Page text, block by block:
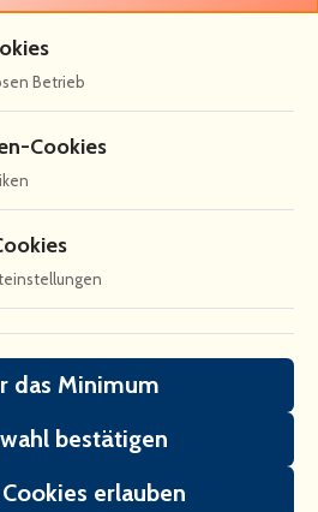
Aspekte in
sind faszinierend –
was emotionale
(…) Roger Allers
der Charaktere
Betrieb
Cookies
das Minimum
bestätigen
erlauben